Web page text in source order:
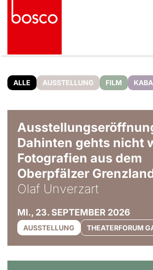
ALLE AUSSTELLUNG FILM
Dahinten gehts nicht
Fotografien aus dem
Oberpfälzer
Olaf Unverzart
MI., 23. SEPTEMBER 2026
AUSSTELLUNG THEATERFORUM